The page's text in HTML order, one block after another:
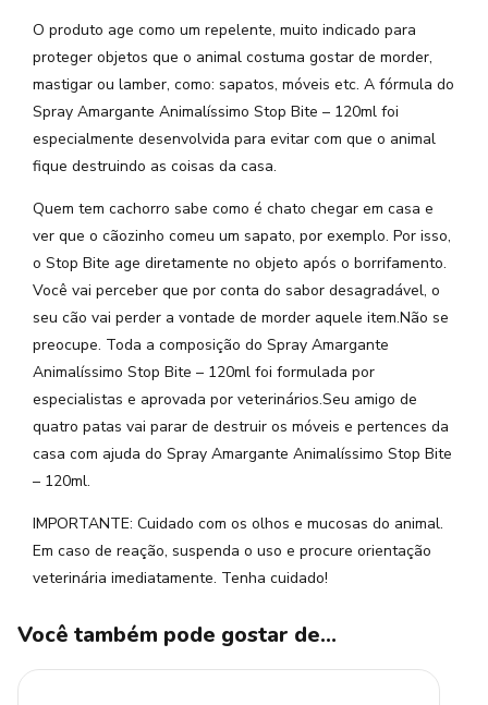
O produto age como um repelente, muito indicado para
proteger objetos que o animal costuma gostar de morder,
mastigar ou lamber, como: sapatos, móveis etc. A fórmula do
Spray Amargante Animalíssimo Stop Bite – 120ml foi
especialmente desenvolvida para evitar com que o animal
fique destruindo as coisas da casa.
Quem tem cachorro sabe como é chato chegar em casa e
ver que o cãozinho comeu um sapato, por exemplo. Por isso,
o Stop Bite age diretamente no objeto após o borrifamento.
Você vai perceber que por conta do sabor desagradável, o
seu cão vai perder a vontade de morder aquele item.Não se
preocupe. Toda a composição do Spray Amargante
Animalíssimo Stop Bite – 120ml foi formulada por
especialistas e aprovada por veterinários.Seu amigo de
quatro patas vai parar de destruir os móveis e pertences da
casa com ajuda do Spray Amargante Animalíssimo Stop Bite
– 120ml.
IMPORTANTE: Cuidado com os olhos e mucosas do animal.
Em caso de reação, suspenda o uso e procure orientação
veterinária imediatamente. Tenha cuidado!
Você também pode gostar de…